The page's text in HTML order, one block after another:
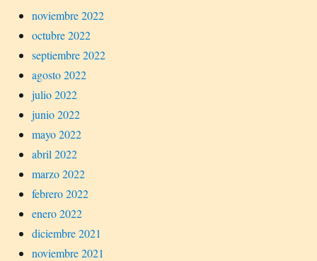
noviembre 2022
octubre 2022
septiembre 2022
agosto 2022
julio 2022
junio 2022
mayo 2022
abril 2022
marzo 2022
febrero 2022
enero 2022
diciembre 2021
noviembre 2021